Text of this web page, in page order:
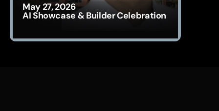
May 27, 2026
AI Showcase & Builder Celebration